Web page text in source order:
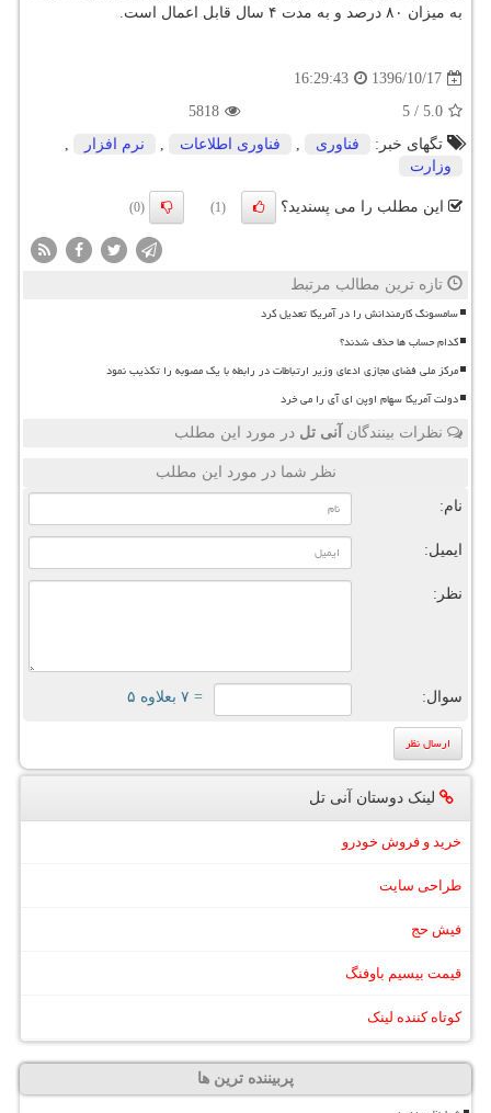
به میزان ۸۰ درصد و به مدت ۴ سال قابل اعمال است.
1396/10/17
16:29:43
5.0
/
5
5818
تگهای خبر:
فناوری , فناوری اطلاعات , نرم افزار
,
وزارت
این مطلب را می پسندید؟ (1)
(0)
تازه ترین مطالب مرتبط
سامسونگ کارمندانش را در آمریکا تعدیل کرد
کدام حساب ها حذف شدند؟
مرکز ملی فضای مجازی ادعای وزیر ارتباطات در رابطه با یک مصوبه را تکذیب نمود
دولت آمریکا سهام اوپن ای آی را می خرد
نظرات بینندگان آنی تل در مورد این مطلب
نظر شما در مورد این مطلب
نام:
ایمیل:
نظر:
سوال: = ۷ بعلاوه ۵
لینک دوستان آنی تل
خرید و فروش خودرو
طراحی سایت
فیش حج
قیمت بیسیم باوفنگ
کوتاه کننده لینک
پربیننده ترین ها